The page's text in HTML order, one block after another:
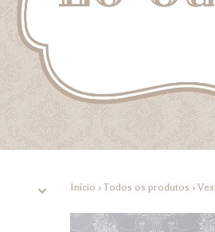
4 Início › Todos os produtos ›